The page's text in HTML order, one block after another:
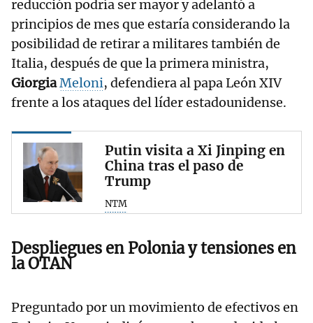
reducción podría ser mayor y adelantó a
principios de mes que estaría considerando la
posibilidad de retirar a militares también de
Italia, después de que la primera ministra,
GiorgiaMeloni, defendiera al papa León XIV
frente a los ataques del líder estadounidense.
Putin visita a Xi Jinping en
China tras el paso de
Trump
NTM
Despliegues en Polonia y tensiones en
la OTAN
Preguntado por un movimiento de efectivos en